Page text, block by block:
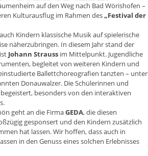
auf den Weg nach Bad Wörishofen –
Kulturausflug im Rahmen des „Festival der
Kindern klassische Musik auf spielerische
näherzubringen. In diesem Jahr stand der
Johann Straussim Mittelpunkt. Jugendliche
begleitet von weiteren Kindern und
Ballettchoreografien tanzten – unter
Donauwalzer. Die Schülerinnen und
besonders von den interaktiven
geht an die FirmaGEDA, die diesen
gesponsert und den Kindern zusätzlich
hat lassen. Wir hoffen, dass auch in
in den Genuss eines solchen Erlebnisses